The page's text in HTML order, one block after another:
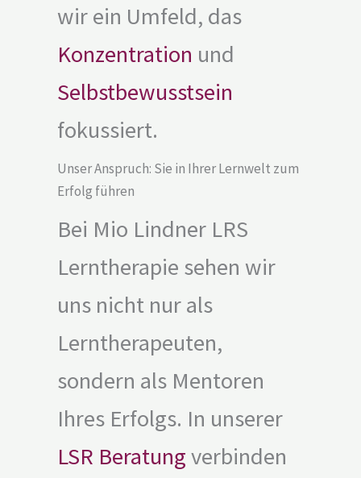
wir ein Umfeld, das
Konzentration und
Selbstbewusstsein
fokussiert.
Unser Anspruch: Sie in Ihrer Lernwelt zum
Erfolg führen
Bei Mio Lindner LRS
Lerntherapie sehen wir
uns nicht nur als
Lerntherapeuten,
sondern als Mentoren
Ihres Erfolgs. In unserer
LSR Beratungverbinden